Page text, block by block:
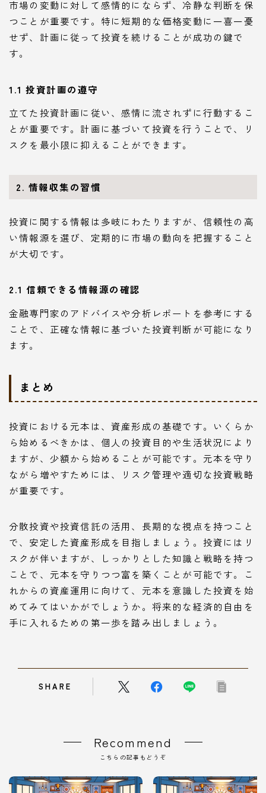
市場の変動に対して感情的にならず、冷静な判断を保
つことが重要です。特に短期的な価格変動に一喜一憂
せず、計画に従って投資を続けることが成功の鍵で
す。
1.1 投資計画の遵守
立てた投資計画に従い、感情に流されずに行動するこ
とが重要です。計画に基づいて投資を行うことで、リ
スクを最小限に抑えることができます。
2. 情報収集の習慣
投資に関する情報は多岐にわたりますが、信頼性の高
い情報源を選び、定期的に市場の動向を把握すること
が大切です。
2.1 信頼できる情報源の確認
金融専門家のアドバイスや分析レポートを参考にする
ことで、正確な情報に基づいた投資判断が可能になり
ます。
まとめ
投資における元本は、資産形成の基礎です。いくらか
ら始めるべきかは、個人の投資目的や生活状況により
ますが、少額から始めることが可能です。元本を守り
ながら増やすためには、リスク管理や適切な投資戦略
が重要です。
分散投資や投資信託の活用、長期的な視点を持つこと
で、安定した資産形成を目指しましょう。投資にはリ
スクが伴いますが、しっかりとした知識と戦略を持つ
ことで、元本を守りつつ富を築くことが可能です。こ
れからの資産運用に向けて、元本を意識した投資を始
めてみてはいかがでしょうか。将来的な経済的自由を
手に入れるための第一歩を踏み出しましょう。
SHARE
Recommend
こちらの記事もどうぞ